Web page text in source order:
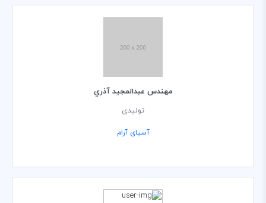
مهندس عبدالمجيد آذري
تولیدی
آسیای آرام